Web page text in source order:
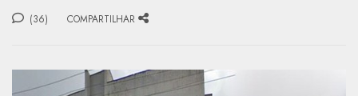
(36) COMPARTILHAR